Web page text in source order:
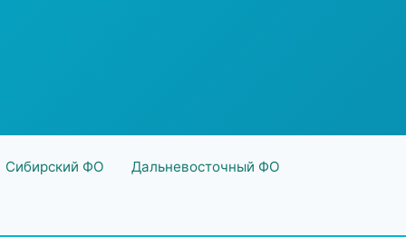
Сибирский ФО Дальневосточный ФО